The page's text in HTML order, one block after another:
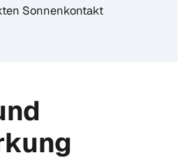
Sonnenkontakt